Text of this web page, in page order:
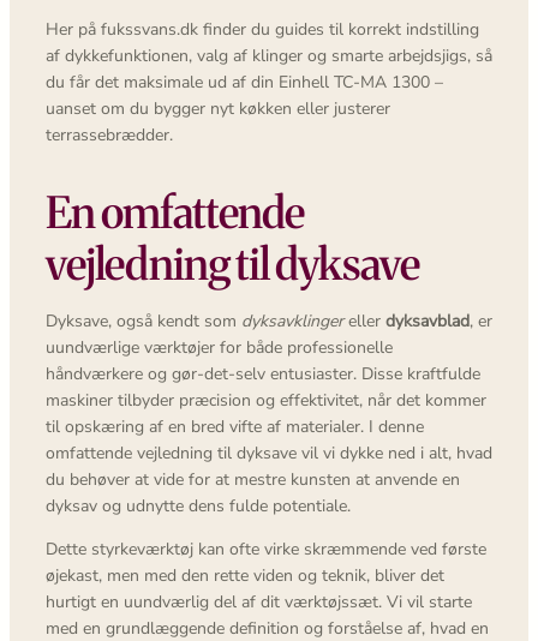
Her på fukssvans.dk finder du guides til korrekt indstilling
af dykkefunktionen, valg af klinger og smarte arbejdsjigs, så
du får det maksimale ud af din Einhell TC-MA 1300 –
uanset om du bygger nyt køkken eller justerer
terrassebrædder.
En omfattende
vejledning til dyksave
Dyksave, også kendt som dyksavklingereller dyksavblad, er
uundværlige værktøjer for både professionelle
håndværkere og gør-det-selv entusiaster. Disse kraftfulde
maskiner tilbyder præcision og effektivitet, når det kommer
til opskæring af en bred vifte af materialer. I denne
omfattende vejledning til dyksave vil vi dykke ned i alt, hvad
du behøver at vide for at mestre kunsten at anvende en
dyksav og udnytte dens fulde potentiale.
Dette styrkeværktøj kan ofte virke skræmmende ved første
øjekast, men med den rette viden og teknik, bliver det
hurtigt en uundværlig del af dit værktøjssæt. Vi vil starte
med en grundlæggende definition og forståelse af, hvad en